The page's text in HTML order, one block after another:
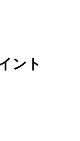
ント